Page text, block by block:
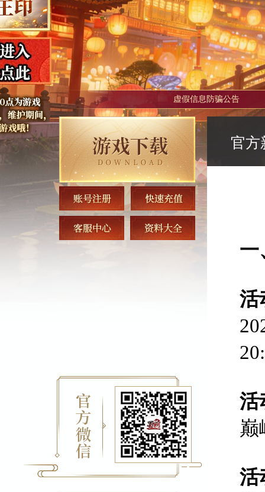
虚假信息防骗公告
官方
一
活
活
活